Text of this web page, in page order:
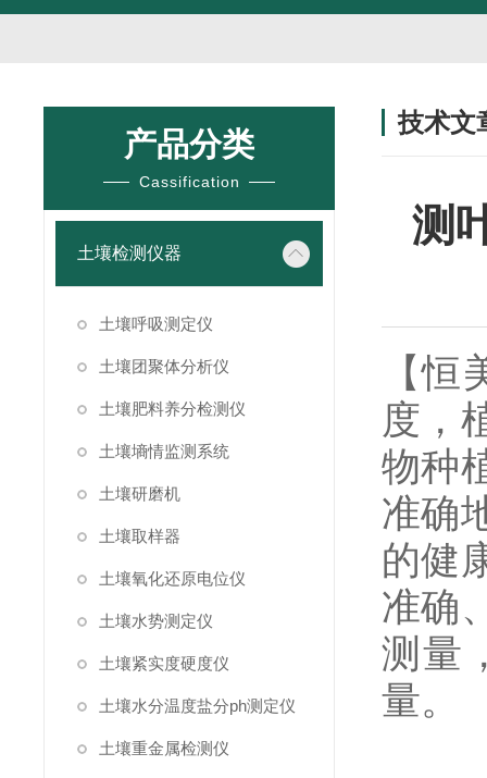
产品分类
Cassification
土壤检测仪器
土壤呼吸测定仪
土壤团聚体分析仪
土壤肥料养分检测仪
土壤墒情监测系统
土壤研磨机
土壤取样器
土壤氧化还原电位仪
土壤水势测定仪
土壤紧实度硬度仪
土壤水分温度盐分ph测定仪
土壤重金属检测仪
技术文
测
【
度，
物种
准确
的健
准确
测量
量。